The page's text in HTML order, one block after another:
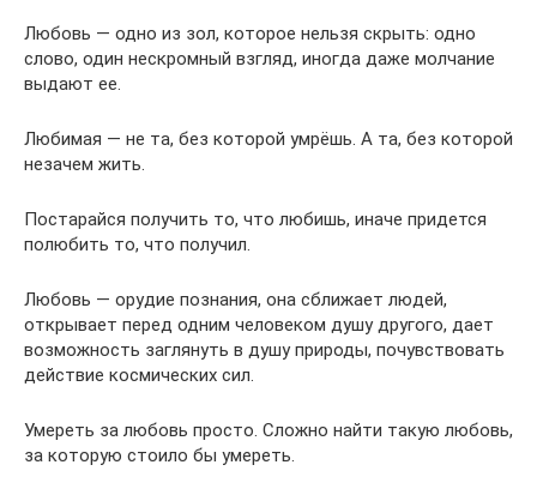
Любовь — одно из зол, которое нельзя скрыть: одно
слово, один нескромный взгляд, иногда даже молчание
выдают ее.
Любимая — не та, без которой умрёшь. А та, без которой
незачем жить.
Постарайся получить то, что любишь, иначе придется
полюбить то, что получил.
Любовь — орудие познания, она сближает людей,
открывает перед одним человеком душу другого, дает
возможность заглянуть в душу природы, почувствовать
действие космических сил.
Умереть за любовь просто. Сложно найти такую любовь,
за которую стоило бы умереть.